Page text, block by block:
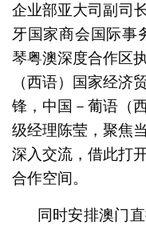
企业部亚大司副司
牙国家商会国际事
琴粤澳深度合作区
（西语）国家经济
锋，中国－葡语（
级经理陈莹，聚焦
深入交流，借此打
合作空间。
同时安排澳门